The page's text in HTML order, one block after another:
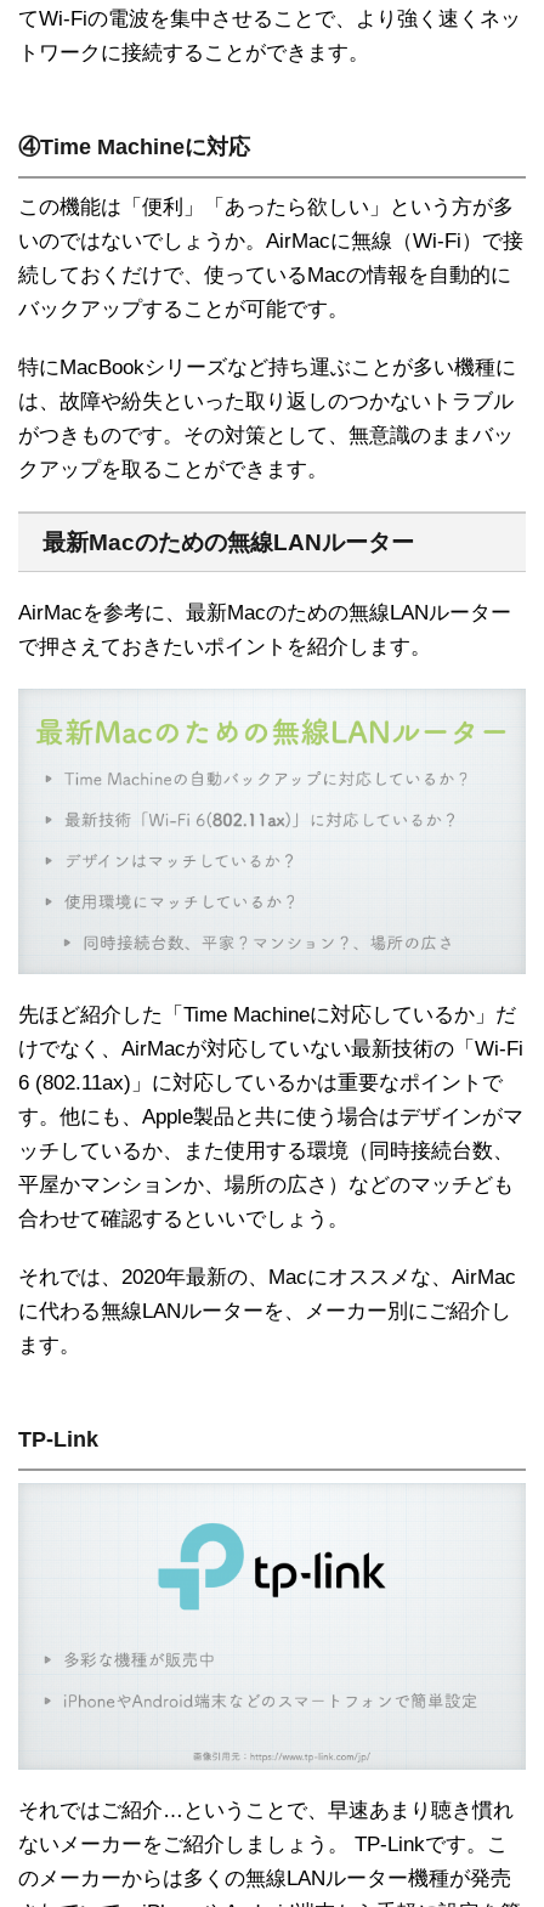
てWi-Fiの電波を集中させることで、より強く速くネッ
トワークに接続することができます。
④Time Machineに対応
この機能は「便利」「あったら欲しい」という方が多
いのではないでしょうか。AirMacに無線（Wi-Fi）で接
続しておくだけで、使っているMacの情報を自動的に
バックアップすることが可能です。
特にMacBookシリーズなど持ち運ぶことが多い機種に
は、故障や紛失といった取り返しのつかないトラブル
がつきものです。その対策として、無意識のままバッ
クアップを取ることができます。
最新Macのための無線LANルーター
AirMacを参考に、最新Macのための無線LANルーター
で押さえておきたいポイントを紹介します。
先ほど紹介した「Time Machineに対応しているか」だ
けでなく、AirMacが対応していない最新技術の「Wi-Fi
6 (802.11ax)」に対応しているかは重要なポイントで
す。他にも、Apple製品と共に使う場合はデザインがマ
ッチしているか、また使用する環境（同時接続台数、
平屋かマンションか、場所の広さ）などのマッチども
合わせて確認するといいでしょう。
それでは、2020年最新の、Macにオススメな、AirMac
に代わる無線LANルーターを、メーカー別にご紹介し
ます。
TP-Link
それではご紹介…ということで、早速あまり聴き慣れ
ないメーカーをご紹介しましょう。 TP-Linkです。こ
のメーカーからは多くの無線LANルーター機種が発売